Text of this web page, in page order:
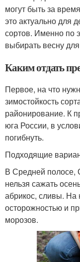
могут быть за
это актуально для
сортов. Именно по
выбирать весну
Каким отдать
Первое, на что
зимостойкость
районирование. К
юга России, в
погибнуть.
Подходящие
В Средней полосе,
нельзя сажать
абрикос, сливы. На
осторожностью и
морозов.